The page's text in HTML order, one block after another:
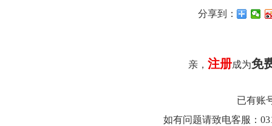
分享到：
亲， 注册成为免
已有账
如有问题请致电客服：